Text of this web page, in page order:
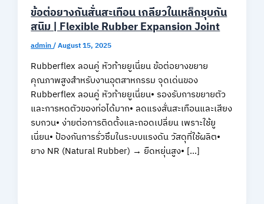
ข้อต่อยางกันสั่นสะเทือน เกลียวในเหล็กชุบกัน
สนิม | Flexible Rubber Expansion Joint
admin/August 15, 2025
Rubberflex ลอนคู่ หัวท้ายยูเนี่ยน ข้อต่อยางขยาย
คุณภาพสูงสำหรับงานอุตสาหกรรม จุดเด่นของ
Rubberflex ลอนคู่ หัวท้ายยูเนี่ยน• รองรับการขยายตัว
และการหดตัวของท่อได้มาก• ลดแรงสั่นสะเทือนและเสียง
รบกวน• ง่ายต่อการติดตั้งและถอดเปลี่ยน เพราะใช้ยู
เนี่ยน• ป้องกันการรั่วซึมในระบบแรงดัน วัสดุที่ใช้ผลิต•
ยาง NR (Natural Rubber) → ยืดหยุ่นสูง• […]